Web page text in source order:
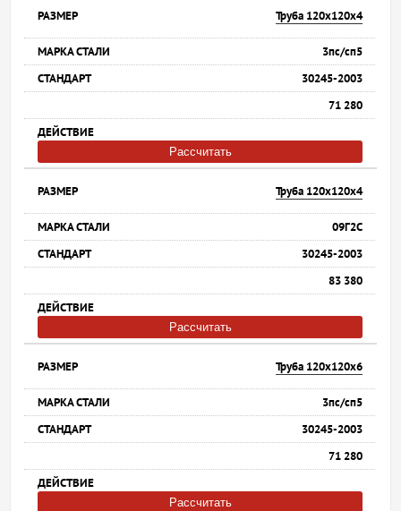
Труба 120х120х4
3пс/сп5
30245-2003
71 280
Рассчитать
Труба 120х120х4
09Г2С
30245-2003
83 380
Рассчитать
Труба 120х120х6
3пс/сп5
30245-2003
71 280
Рассчитать